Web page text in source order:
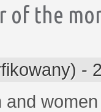
of the
-
and